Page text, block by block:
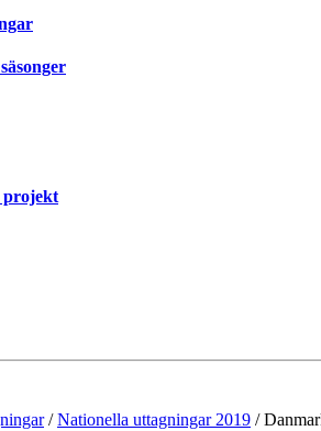
projekt
/ Nationella uttagningar 2019 /